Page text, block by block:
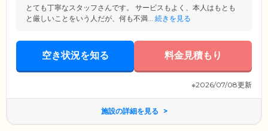
とても丁寧なスタッフさんです。 サービスもよく、本人はもとも
と厳しいことをいう人だが、何も不満... 続きを見る
空き状況を知る 料金見積もり
※2026/07/08更新
施設の詳細を見る